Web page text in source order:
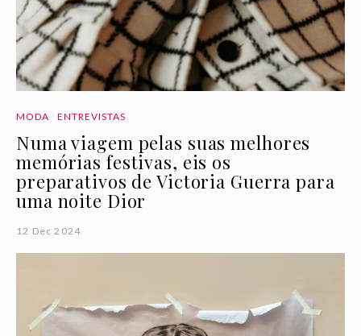
MODA ENTREVISTAS
Numa viagem pelas suas melhores
memórias festivas, eis os
preparativos de Victoria Guerra para
uma noite Dior
12 Dec 2024